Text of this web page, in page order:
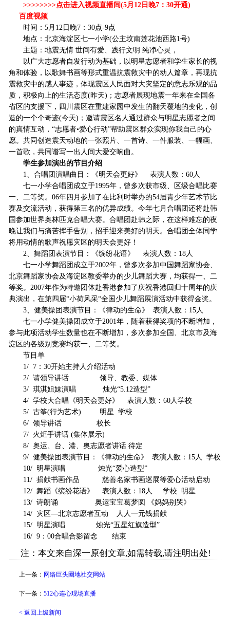
>>>>>>>>点击进入视频直播间(5月12日晚7：30开通)
百度视频
时间：5月12日晚7：30点-9点
地点：北京海淀区七一小学(公主坟南莲花池西路1号)
主题：地震无情 世间有爱、践行文明 纯净心灵，
以广大志愿者自发行动为基础，以明星志愿者和学生家长的视
角和体验，以歌舞书画等形式重温抗震救灾中的动人篇章，再现抗
震救灾中的感人事迹，体现震区人民面对大灾坚定的意志乐观的品
质，积极向上的生活态度(昨天)；志愿者展现地震一年来在全国各
省区的支援下，四川震区在重建家园中发生的翻天覆地的变化，创
造的一个个奇迹(今天)；邀请震区名人通过群众与明星志愿者之间
的真情互动，“志愿者•爱心行动”帮助震区群众实现你我自己的心
愿。共同创造震天动地的一张照片、一首诗、一件服装、一幅画、
一首歌，共同谱写一出人间大爱交响曲。
学生参加演出的节目介绍
1、合唱团演唱曲目：《明天会更好》 表演人数：60人
七一小学合唱团成立于1995年，曾多次获市级、区级合唱比赛
一、二等奖。06年四月参加了在比利时举办的54届青少年艺术节比
赛及交流活动，获得第三名的优异成绩。今年七月合唱团还将赴韩
国参加世界奥林匹克合唱大赛。合唱团赴韩之际，在这样难忘的夜
晚让我们与痛苦挥手告别，招手迎来美好的明天。合唱团全体同学
将用动情的歌声祝愿灾区的明天会更好！
2、舞蹈团表演节目：《缤纷花语》 表演人数：18人
七一小学舞蹈团成立于2002年，曾多次参加中国舞蹈家协会、
北京舞蹈家协会及海淀区教委举办的少儿舞蹈大赛，均获得一、二
等奖。2007年作为特邀团体赴香港参加了庆祝香港回归十周年的庆
典演出，在第四届“小荷风采“全国少儿舞蹈展演活动中获得金奖。
3、健美操团表演节目：《律动的生命》 表演人数：15人
七一小学健美操团成立于2001年，随着获得奖项的不断增加，
参与此项活动学生数量也在不断增加，多次参加全国、北京市及海
淀区的各级别竞赛均获一、二等奖。
节目单
1/ 7：30开始主持人介绍活动
2/ 请领导讲话 领导、教委、媒体
3/ 琪淇姐妹演唱 烛光“5.12造型”
4/ 学校大合唱《明天会更好》 表演人数：60人学校
5/ 古筝(行为艺术) 明星 学校
6/ 领导讲话 校长
7/ 火炬手讲话 (集体展示)
8/ 奥运、台、港、奥志愿者讲话 待定
9/ 健美操团表演节目：《律动的生命》 表演人数：15人 学校
10/ 明星演唱 烛光“爱心造型”
11/ 捐献书画作品 慈善名家书画巡展等爱心活动启动
12/ 舞蹈《缤纷花语》 表演人数：18人 学校 明星
13/ 诗朗诵 奥运宝宝葛梦圆 《妈妈别哭》
14/ 灾区—北京志愿者互动 人人一元钱捐献
15/ 明星演唱 烛光“五星红旗造型”
16/ 9：00合唱合影留念 结束
注：本文来自深一原创文章,如需转载,请注明出处!
上一条： 网络巨头圈地社交网站
下一条： 512心连心现场直播
< 返回上级新闻